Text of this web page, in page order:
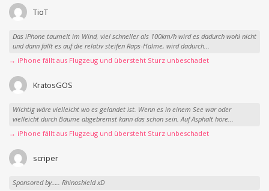
TioT
Das iPhone taumelt im Wind, viel schneller als 100km/h wird es dadurch wohl nicht
und dann fällt es auf die relativ steifen Raps-Halme, wird dadurch...
→ iPhone fällt aus Flugzeug und übersteht Sturz unbeschadet
KratosGOS
Wichtig wäre vielleicht wo es gelandet ist. Wenn es in einem See war oder
vielleicht durch Bäume abgebremst kann das schon sein. Auf Asphalt höre...
→ iPhone fällt aus Flugzeug und übersteht Sturz unbeschadet
scriper
Sponsored by….. Rhinoshield xD